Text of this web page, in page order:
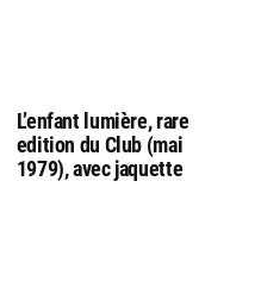
L’enfant lumière, rare
edition du Club (mai
1979), avec jaquette